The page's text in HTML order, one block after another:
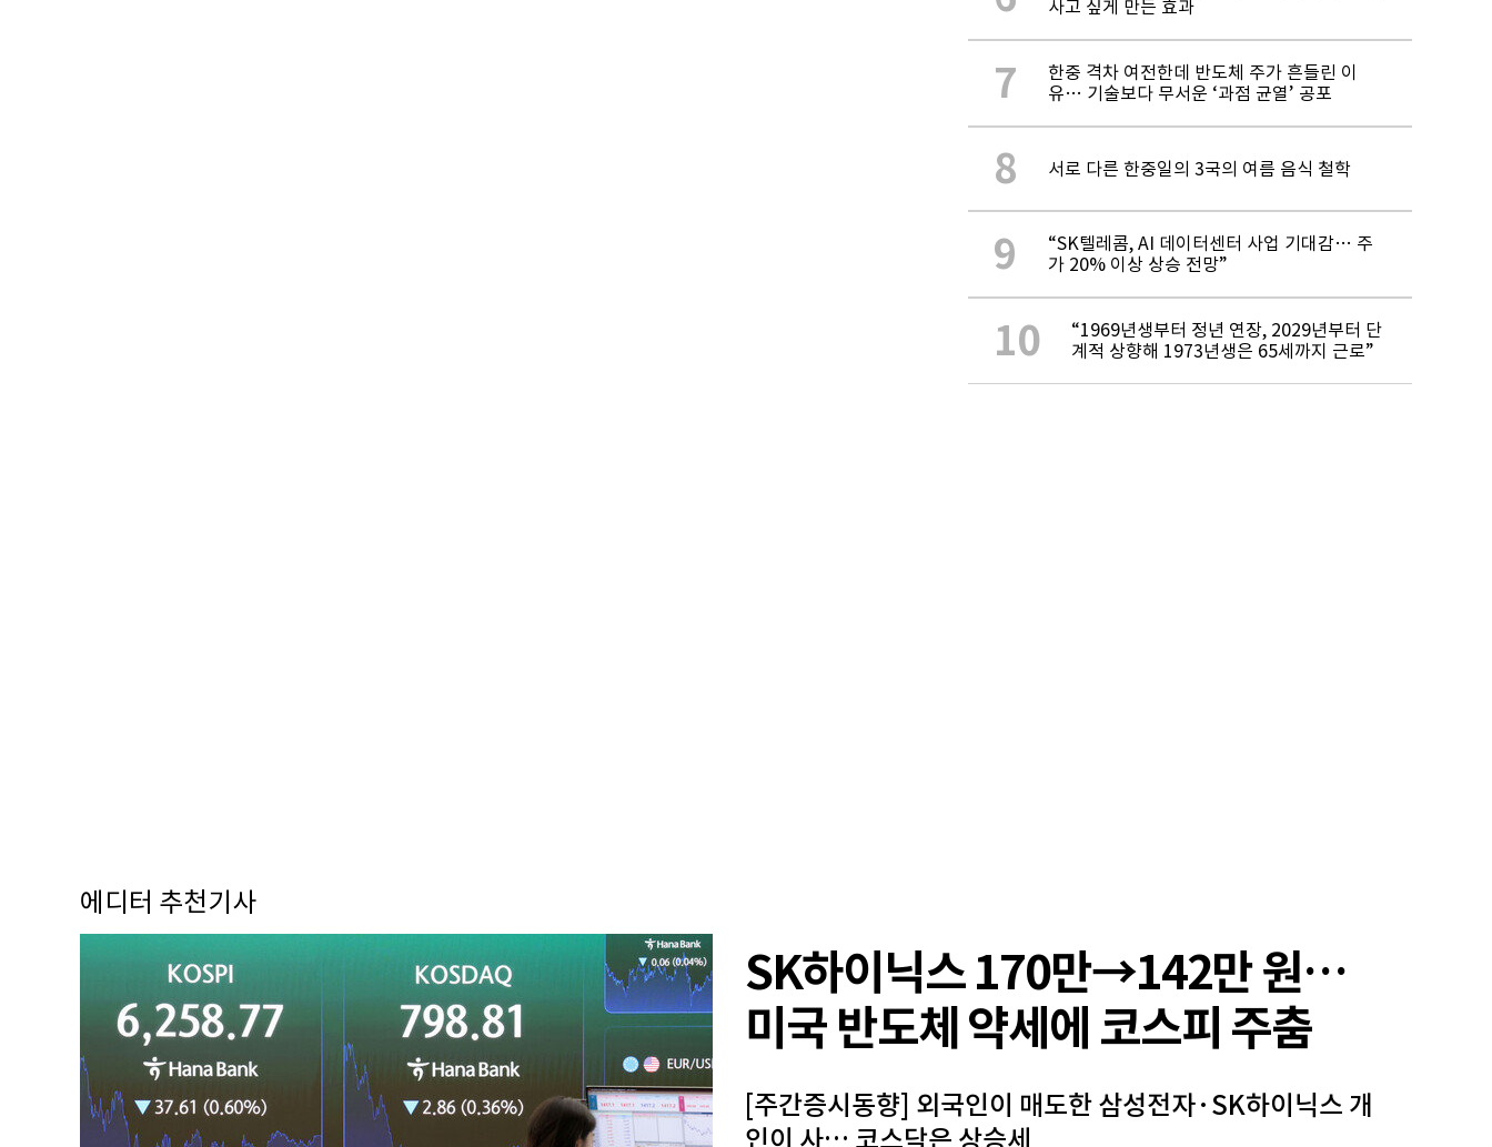
사고 싶게 만든 효과
7
한중 격차 여전한데 반도체 주가 흔들린 이
유… 기술보다 무서운 ‘과점 균열’ 공포
8 서로 다른 한중일의 3국의 여름 음식 철학
9
“SK텔레콤, AI 데이터센터 사업 기대감… 주
가 20% 이상 상승 전망”
10
“1969년생부터 정년 연장, 2029년부터 단
계적 상향해 1973년생은 65세까지 근로”
에디터 추천기사
SK하이닉스 170만→142만 원…
미국 반도체 약세에 코스피 주춤
[주간증시동향] 외국인이 매도한 삼성전자·SK하이닉스 개
인이 사… 코스닥은 상승세